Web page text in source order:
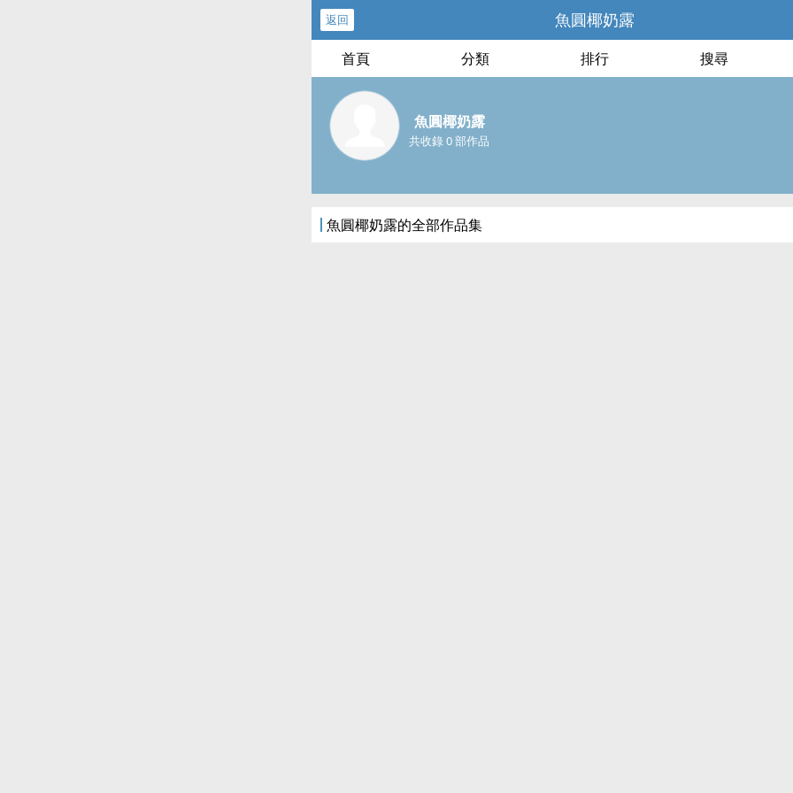
返回 魚圓椰奶露
首頁 分類 排行 搜尋
魚圓椰奶露
共收錄 0 部作品
魚圓椰奶露的全部作品集